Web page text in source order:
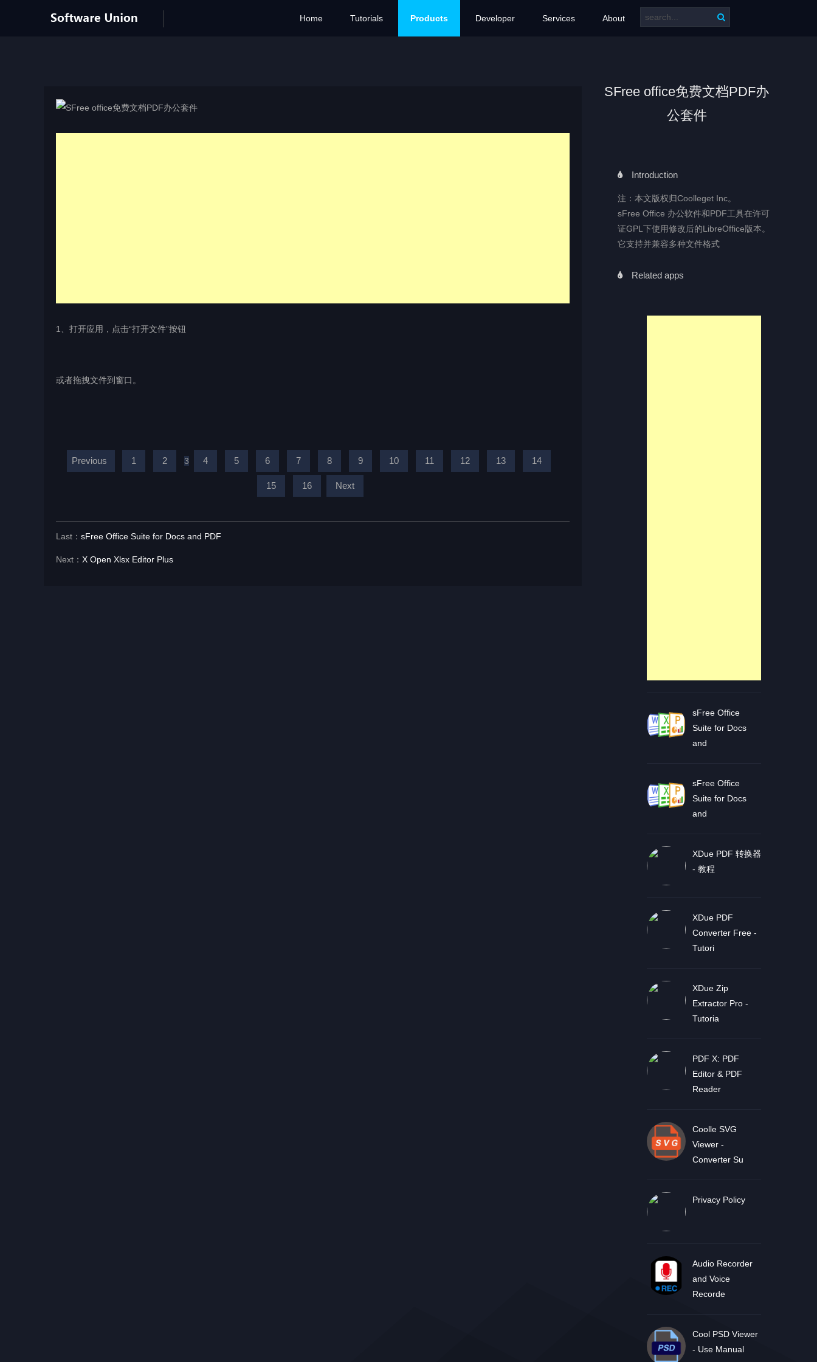
Home Tutorials Products Developer Services About
SFree office免费文档PDF办
公套件
Introduction
注：本文版权归Coolleget Inc。
sFree Office 办公软件和PDF工具在许可
证GPL下使用修改后的LibreOffice版本。
它支持并兼容多种文件格式
Related apps
sFree Office
Suite for Docs
and
sFree Office
Suite for Docs
and
XDue PDF 转换器
- 教程
XDue PDF
Converter Free -
Tutori
XDue Zip
Extractor Pro -
Tutoria
PDF X: PDF
Editor & PDF
Reader
Coolle SVG
Viewer -
Converter Su
Privacy Policy
Audio Recorder
and Voice
Recorde
Cool PSD Viewer
- Use Manual
1、打开应用，点击“打开文件”按钮
或者拖拽文件到窗口。
Previous 1 2 3 4 5 6 7 8 9 10 11 12 13 14
15 16 Next
Last： sFree Office Suite for Docs and PDF
Next： X Open Xlsx Editor Plus